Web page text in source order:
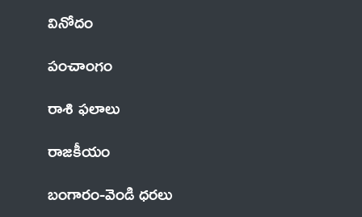
వినోదం
పంచాంగం
రాశి ఫలాలు
రాజకీయం
బంగారం-వెండి ధరలు